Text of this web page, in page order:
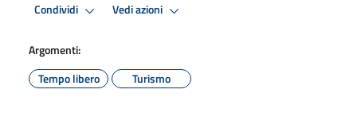
Condividi Vedi azioni
Argomenti:
Tempo libero
Turismo